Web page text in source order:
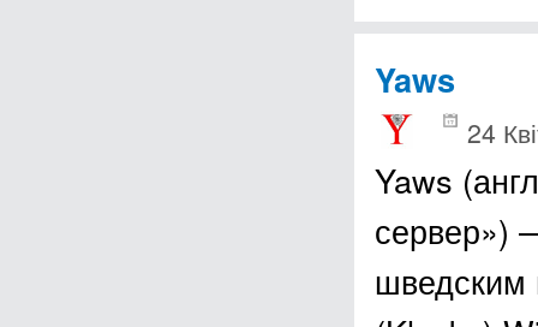
Yaws
24
Yaws
сервер»)
шведским